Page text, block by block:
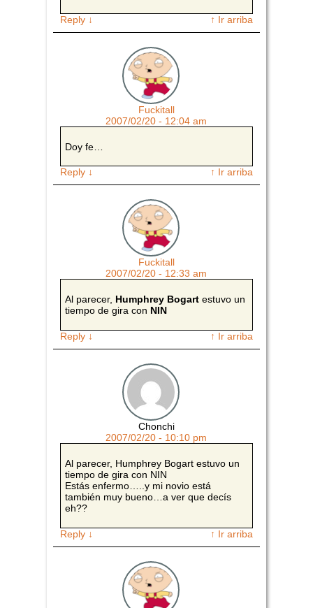
Reply ↓ ↑ Ir arriba
Fuckitall
2007/02/20 - 12:04 am
Doy fe…
Reply ↓ ↑ Ir arriba
Fuckitall
2007/02/20 - 12:33 am
Al parecer, Humphrey Bogartestuvo un
tiempo de gira con NIN
Reply ↓ ↑ Ir arriba
Chonchi
2007/02/20 - 10:10 pm
Al parecer, Humphrey Bogart estuvo un
tiempo de gira con NIN
Estás enfermo…..y mi novio está
también muy bueno…a ver que decís
eh??
Reply ↓ ↑ Ir arriba